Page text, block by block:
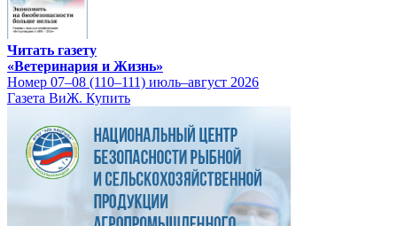
Читать газету
«Ветеринария и Жизнь»
Номер 07–08 (110–111) июль–август 2026
Газета ВиЖ. Купить